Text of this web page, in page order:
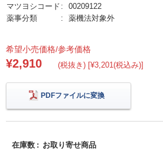
マツヨシコード
00209122
薬事分類
薬機法対象外
希望小売価格/参考価格
¥2,910 (税抜き) [¥3,201(税込み)]
PDFファイルに変換
在庫数 お取り寄せ商品